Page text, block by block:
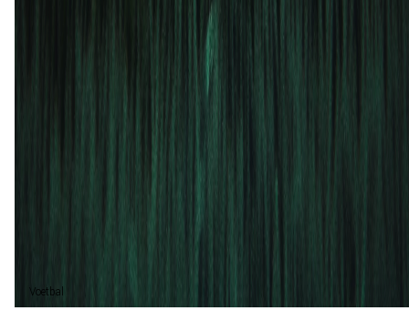
Voetbal